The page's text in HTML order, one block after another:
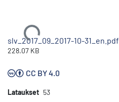
Ladataan...
slv_2017_09_2017-10-31_en.pdf
228.07 KB
CC BY 4.0
Lataukset 53